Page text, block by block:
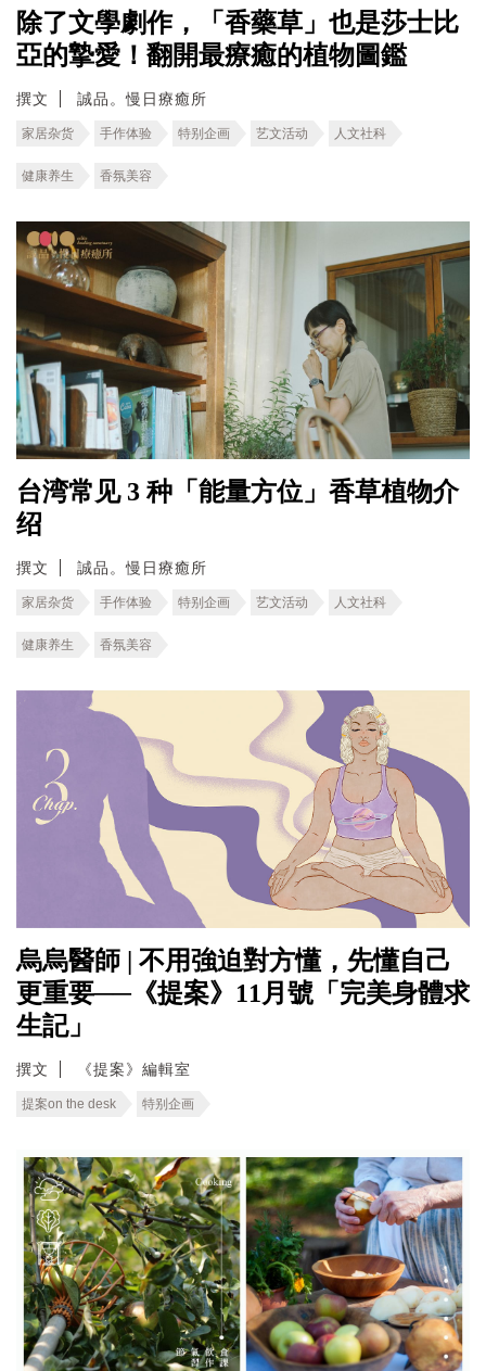
除了文學劇作，「香藥草」也是莎士比
亞的摯愛！翻開最療癒的植物圖鑑
撰文 誠品。慢日療癒所
家居杂货 手作体验 特别企画 艺文活动 人文社科
健康养生 香氛美容
台湾常见 3 种「能量方位」香草植物介
绍
撰文 誠品。慢日療癒所
家居杂货 手作体验 特别企画 艺文活动 人文社科
健康养生 香氛美容
烏烏醫師 | 不用強迫對方懂，先懂自己
更重要──《提案》11月號「完美身體求
生記」
撰文 《提案》編輯室
提案on the desk 特别企画